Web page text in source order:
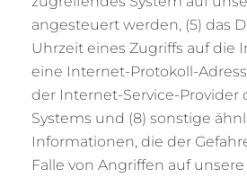
angesteuert werden, (5) das
Uhrzeit eines Zugriffs auf die
eine Internet-Protokoll-
der Internet-Service-Provider
Systems und (8) sonstige
Informationen, die der
Falle von Angriffen auf unsere